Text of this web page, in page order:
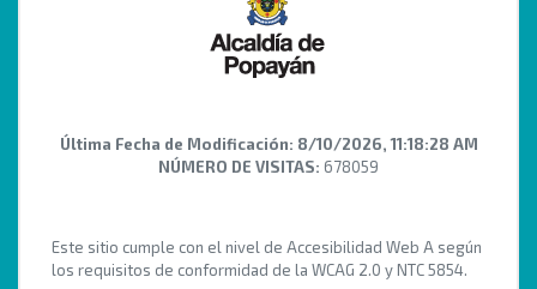
Última Fecha de Modificación: 8/10/2026, 11:18:28 AM
NÚMERO DE VISITAS: 678059
Este sitio cumple con el nivel de Accesibilidad Web A según
los requisitos de conformidad de la WCAG 2.0 y NTC 5854.